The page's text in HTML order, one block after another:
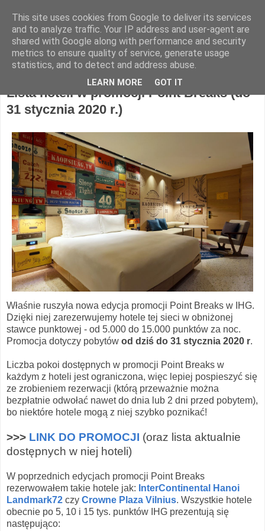
Hotel Spotter
Lista hoteli w promocji Point Breaks (do
31 stycznia 2020 r.)
Właśnie ruszyła nowa edycja promocji Point Breaks w IHG.
Dzięki niej zarezerwujemy hotele tej sieci w obniżonej
stawce punktowej - od 5.000 do 15.000 punktów za noc.
Promocja dotyczy pobytów od dziś do 31 stycznia 2020 r.
Liczba pokoi dostępnych w promocji Point Breaks w
każdym z hoteli jest ograniczona, więc lepiej pospieszyć się
ze zrobieniem rezerwacji (którą przeważnie można
bezpłatnie odwołać nawet do dnia lub 2 dni przed pobytem),
bo niektóre hotele mogą z niej szybko poznikać!
>>> LINK DO PROMOCJI (oraz lista aktualnie
dostępnych w niej hoteli)
W poprzednich edycjach promocji Point Breaks
rezerwowałem takie hotele jak: InterContinental Hanoi
Landmark72 czy Crowne Plaza Vilnius. Wszystkie hotele
obecnie po 5, 10 i 15 tys. punktów IHG prezentują się
następująco:
This site uses cookies from Google to deliver its services
and to analyze traffic. Your IP address and user-agent are
shared with Google along with performance and security
metrics to ensure quality of service, generate usage
statistics, and to detect and address abuse.
LEARN MORE GOT IT